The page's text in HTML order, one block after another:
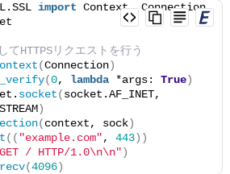
import Context, Connection
てHTTPSリクエストを行う
(Connection)
(0, lambda *args: True)
socket(socket.AF_INET,
)
(context, sock)
(( "example.com", 443))
/ HTTP/1.0\n\n")
recv(4096)